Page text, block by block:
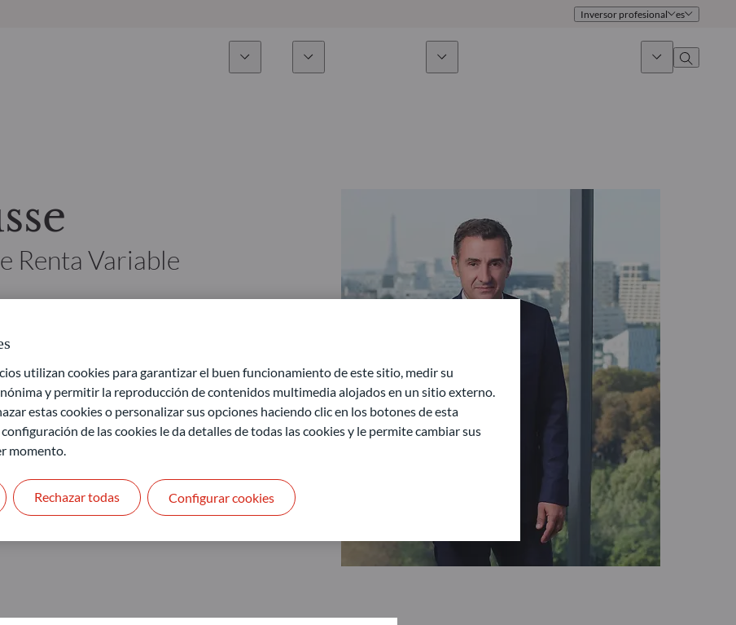
Inversor profesional es
Multiactivos Oficinas
Contacto
Renta Variable
utilizan cookies para garantizar el buen funcionamiento de este sitio, medir su
y permitir la reproducción de contenidos multimedia alojados en un sitio externo.
estas cookies o personalizar sus opciones haciendo clic en los botones de esta
de las cookies le da detalles de todas las cookies y le permite cambiar sus
momento.
Rechazar todas Configurar cookies